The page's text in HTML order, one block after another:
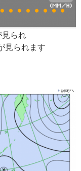
見られ
見られます